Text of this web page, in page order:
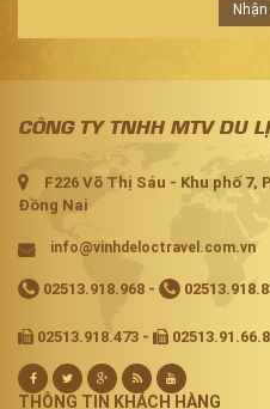
CÔNG TY TNHH MTV DU
F226 Võ Thị Sáu - Khu phố
Đồng Nai
info@vinhdeloctravel.com.vn
02513.918.968 -
02513.918.473 -
THÔNG TIN KHÁCH HÀNG